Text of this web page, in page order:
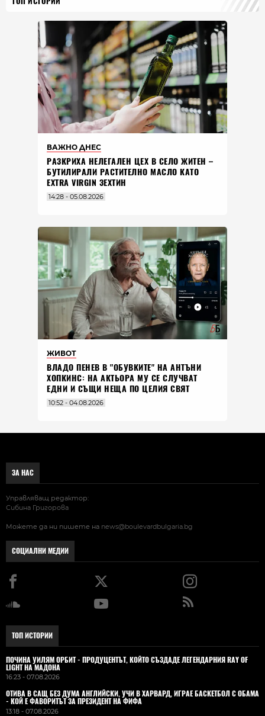
ВАЖНО ДНЕС
РАЗКРИХА НЕЛЕГАЛЕН ЦЕХ В СЕЛО ЖИТЕН –
БУТИЛИРАЛИ РАСТИТЕЛНО МАСЛО КАТО
EXTRA VIRGIN ЗЕХТИН
14:28 - 05.08.2026
ЖИВОТ
ВЛАДO ПЕНЕВ В "ОБУВКИТЕ" НА АНТЪНИ
ХОПКИНС: НА АКТЬОРА МУ СЕ СЛУЧВАТ
ЕДНИ И СЪЩИ НЕЩА ПО ЦЕЛИЯ СВЯТ
10:52 - 04.08.2026
ЗА НАС
Управляващ редактор:
Сибина Григорова
Можете да ни пишете на news@boulevardbulgaria.bg
СОЦИАЛНИ МЕДИИ
ТОП ИСТОРИИ
ПОЧИНА УИЛЯМ ОРБИТ - ПРОДУЦЕНТЪТ, КОЙТО СЪЗДАДЕ ЛЕГЕНДАРНИЯ RAY OF
LIGHT НА МАДОНА
16:23 - 07.08.2026
ОТИВА В САЩ БЕЗ ДУМА АНГЛИЙСКИ, УЧИ В ХАРВАРД, ИГРАЕ БАСКЕТБОЛ С ОБАМА
- КОЙ Е ФАВОРИТЪТ ЗА ПРЕЗИДЕНТ НА ФИФА
13:18 - 07.08.2026